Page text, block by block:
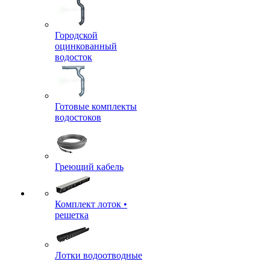
Городской
оцинкованный
водосток
Готовые комплекты
водостоков
Греющий кабель
Комплект лоток •
решетка
Лотки водоотводные